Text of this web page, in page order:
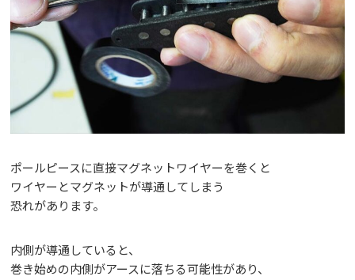
ポールピースに直接マグネットワイヤーを巻くと
ワイヤーとマグネットが導通してしまう
恐れがあります。
内側が導通していると、
巻き始めの内側がアースに落ちる可能性があり、